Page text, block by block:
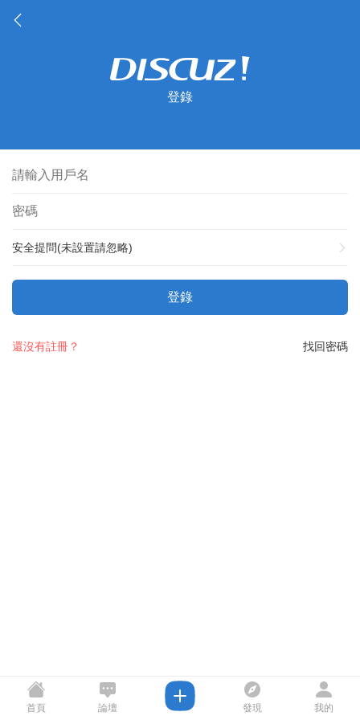
登錄
安全提問(未設置請忽略)
登錄
找回密碼
還沒有註冊？
首頁 論壇 發現 我的